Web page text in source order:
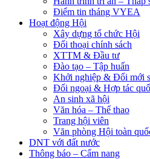
Điểm tin tháng VYEA
Hoạt động Hội
Xây dựng tổ chức Hội
Đối thoại chính sách
XTTM & Đầu tư
Đào tạo – Tập huấn
Khởi nghiệp & Đổi mới
Đối ngoại & Hợp tác
An sinh xã hội
Văn hóa – Thể thao
Trang hội viên
Văn phòng Hội toàn
DNT với đất nước
Thông báo – Cẩm nang